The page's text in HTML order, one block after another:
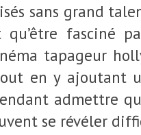
sans grand
qu’être fasciné
tapageur
en y ajoutant
admettre
se révéler